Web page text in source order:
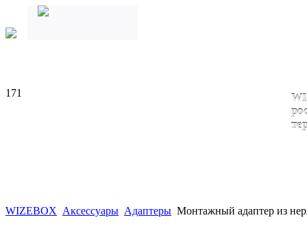
171
WIZEBOX Аксессуары Адаптеры Монтажный адаптер из